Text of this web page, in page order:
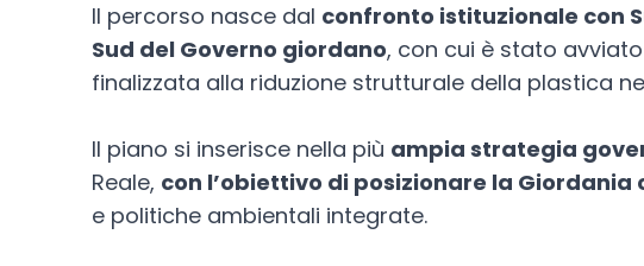
Il percorso nasce dal confronto istituzionale con
Sud del Governo giordano, con cui è stato
finalizzata alla riduzione strutturale della plastica
Il piano si inserisce nella più ampia strategia
Reale, con l’obiettivo di posizionare la Giordania
e politiche ambientali integrate.